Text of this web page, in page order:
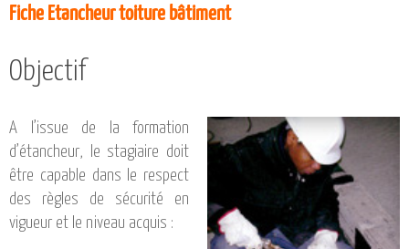
CATALOGUE DE FORMATIONS
INSCRIPTIONS
NOS MODALITÉS D’ACCÈS
OPPORTUNITÉS
Fiche Etancheur toiture bâtiment
Objectif
A l’issue de la formation
d’étancheur, le stagiaire doit
être capable dans le respect
des règles de sécurité en
vigueur et le niveau acquis :